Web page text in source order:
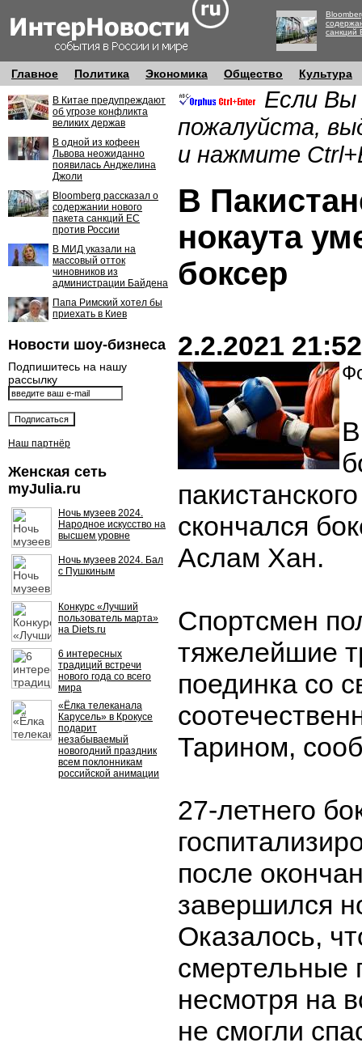
санкций
Главное Политика Экономика Общество Культура
В Китае предупреждают
об угрозе конфликта
великих держав
В одной из кофеен
Львова неожиданно
появилась Анджелина
Джоли
Bloomberg рассказал о
содержании нового
пакета санкций ЕС
против России
В МИД указали на
массовый отток
чиновников из
администрации Байдена
Папа Римский хотел бы
приехать в Киев
Новости шоу-бизнеса
Подпишитесь на нашу
рассылку
Наш партнёр
Женская сеть
myJulia.ru
Ночь музеев 2024.
Народное искусство на
высшем уровне
Ночь музеев 2024. Бал
с Пушкиным
Конкурс «Лучший
пользователь марта»
на Diets.ru
6 интересных
традиций встречи
нового года со всего
мира
«Ёлка телеканала
Карусель» в Крокусе
подарит
незабываемый
новогодний праздник
всем поклонникам
российской анимации
Если Вы
пожалуйста,
и нажмите
В
нокаута
боксер
2.2.2021 21:52
скончался
Аслам Хан.
Спортсмен
тяжелейшие
поединка со
Тарином,
27-летнего
после
завершился
Оказалось,
смертельные
несмотря на
не смогли